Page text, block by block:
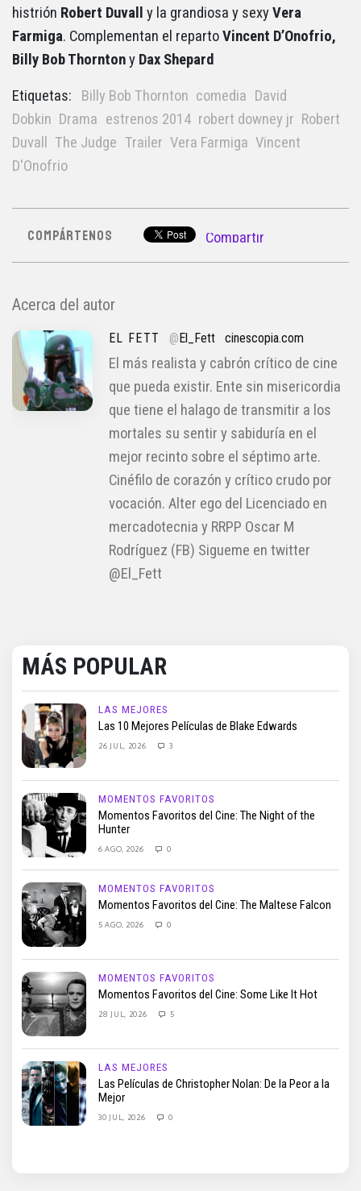
histrión Robert Duvall y la grandiosa y sexyVera
Farmiga. Complementan el repartoVincent D’Onofrio,
Billy Bob Thorntony Dax Shepard
Etiquetas: Billy Bob Thornton comedia David
Dobkin Drama estrenos 2014 robert downey jr Robert
Duvall
The Judge Trailer Vera Farmiga Vincent
D'Onofrio
COMPÁRTENOS Compartir
Acerca del autor
EL FETT @El_Fett cinescopia.com
El más realista y cabrón crítico de cine
que pueda existir. Ente sin misericordia
que tiene el halago de transmitir a los
mortales su sentir y sabiduría en el
mejor recinto sobre el séptimo arte.
Cinéfilo de corazón y crítico crudo por
vocación. Alter ego del Licenciado en
mercadotecnia y RRPP Oscar M
Rodríguez (FB) Sigueme en twitter
@El_Fett
MÁS POPULAR
LAS MEJORES
Las 10 Mejores Películas de Blake Edwards
26 JUL, 2026 3
MOMENTOS FAVORITOS
Momentos Favoritos del Cine: The Night of the
Hunter
6 AGO, 2026 0
MOMENTOS FAVORITOS
Momentos Favoritos del Cine: The Maltese Falcon
5 AGO, 2026 0
MOMENTOS FAVORITOS
Momentos Favoritos del Cine: Some Like It Hot
28 JUL, 2026 5
LAS MEJORES
Las Películas de Christopher Nolan: De la Peor a la
Mejor
30 JUL, 2026 0